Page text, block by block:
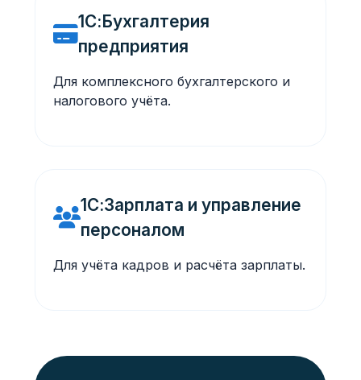
1С:Бухгалтерия
предприятия
Для комплексного бухгалтерского и
налогового учёта.
1С:Зарплата и управление
персоналом
Для учёта кадров и расчёта зарплаты.